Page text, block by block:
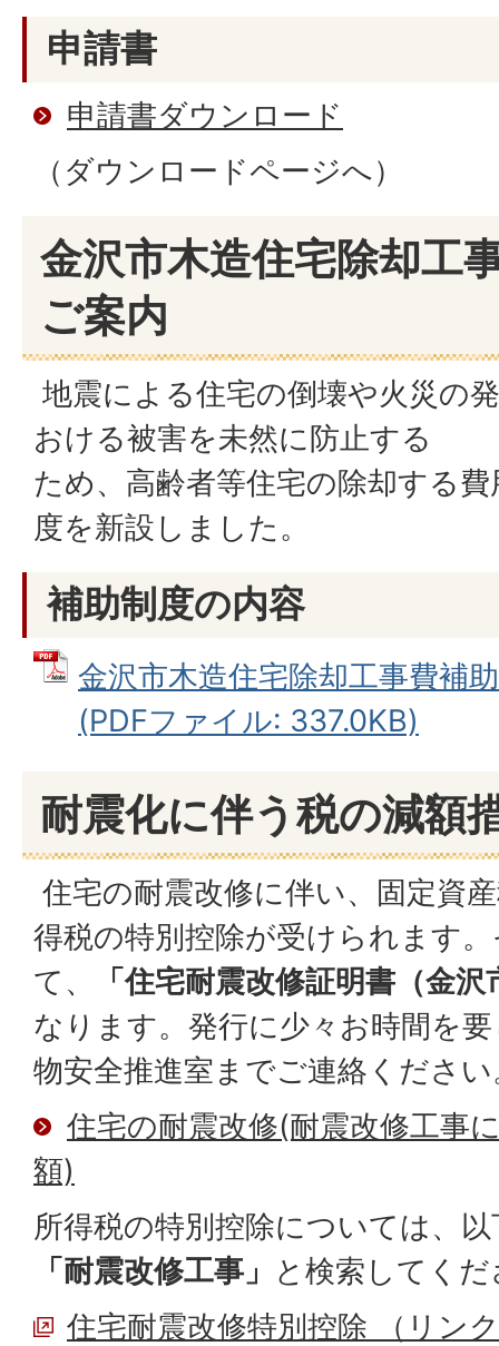
申請書
申請書ダウンロード
（ダウンロードページへ）
金沢市木造住宅除却工
ご案内
地震による住宅の倒壊や火災の
おける被害を未然に防止する
ため、高齢者等住宅の除却する
度を新設しました。
補助制度の内容
金沢市木造住宅除却工事費補
(PDFファイル: 337.0KB)
耐震化に伴う税の減額
住宅の耐震改修に伴い、固定資
得税の特別控除が受けられます
て、
「住宅耐震改修証明書（金
なります。発行に少々お時間を
物安全推進室までご連絡ください
住宅の耐震改修(耐震改修工事
額)
所得税の特別控除については、
「耐震改修工事」 と検索してく
住宅耐震改修特別控除 （リン